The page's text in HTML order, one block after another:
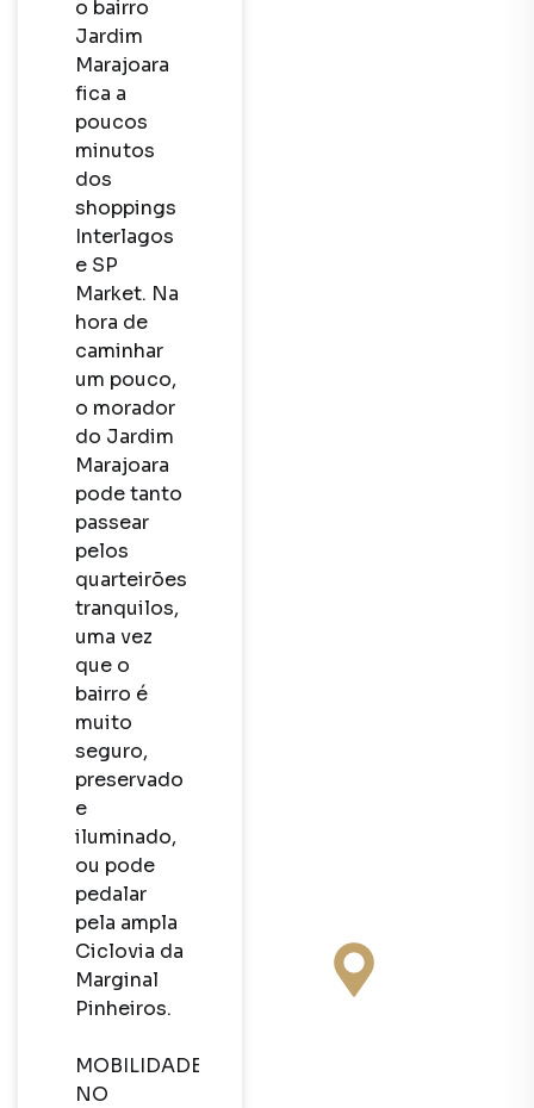
o bairro
Jardim
Marajoara
fica a
poucos
minutos
dos
shoppings
Interlagos
e SP
Market. Na
hora de
caminhar
um pouco,
o morador
do Jardim
Marajoara
pode tanto
passear
pelos
quarteirões
tranquilos,
uma vez
que o
bairro é
muito
seguro,
preservado
e
iluminado,
ou pode
pedalar
pela ampla
Ciclovia da
Marginal
Pinheiros.
MOBILIDADE
NO